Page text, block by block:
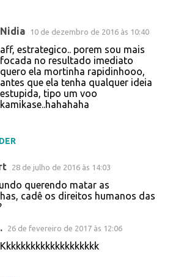
Nidia 10 de dezembro de 2016 às 10:40
aff, estrategico.. porem sou mais
focada no resultado imediato
quero ela mortinha rapidinhooo,
antes que ela tenha qualquer ideia
estupida, tipo um voo
kamikase..hahahaha
28 de julho de 2016 às 14:03
querendo matar as
cadê os direitos humanos das
. 26 de fevereiro de 2017 às 12:06
Kkkkkkkkkkkkkkkkkkkk